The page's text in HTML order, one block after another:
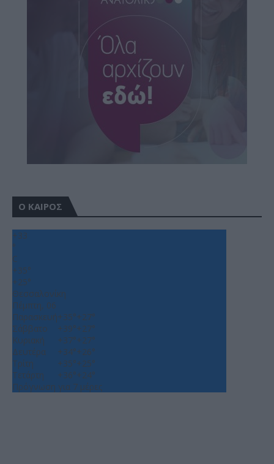
Ο ΚΑΙΡΟΣ
+33
°
C
+35°
+25°
Θεσσαλονίκη
Πέμπτη, 06
Παρασκευή+35°+27°
Σάββατο
+39°+27°
Κυριακή
+37°+27°
Δευτέρα
+34°+26°
Τρίτη
+35°+25°
Τετάρτη
+36°+24°
Πρόγνωση για 7 μέρες